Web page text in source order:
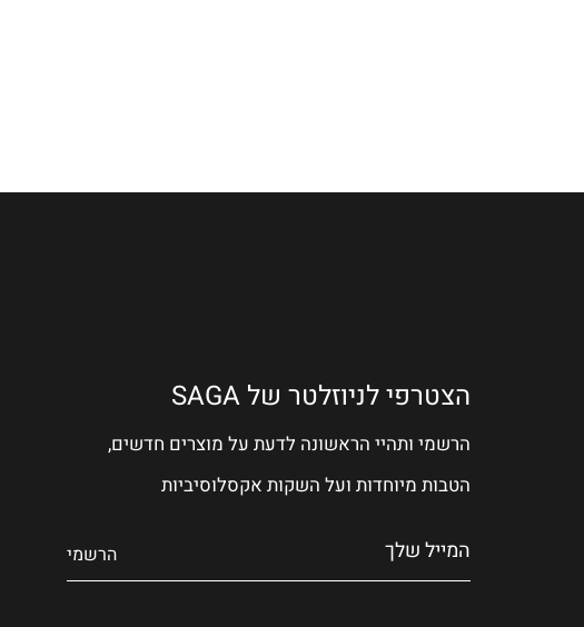
הצטרפי לניוזלטר של SAGA
הרשמי ותהיי הראשונה לדעת על מוצרים חדשים,
הטבות מיוחדות ועל השקות אקסלוסיביות